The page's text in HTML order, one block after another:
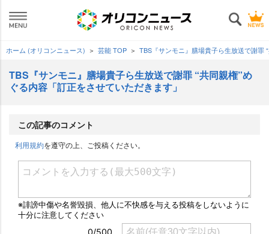
ホーム (オリコンニュース) 芸能 TOP TBS『サンモニ』膳場貴子ら生放送で謝罪
TBS『サンモニ』膳場貴子ら生放送で謝罪 “共同親権”め
ぐる内容「訂正をさせていただきます」
この記事のコメント
利用規約を遵守の上、ご投稿ください。